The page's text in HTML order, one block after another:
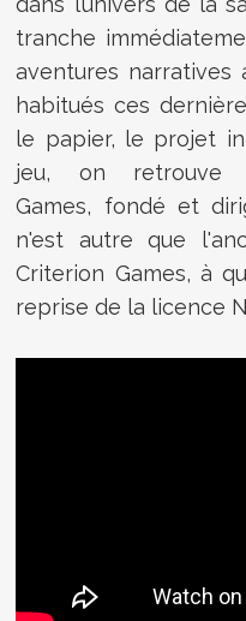
tranche
aventures narratives
habitués ces
le papier, le projet
jeu, on retrouve
Games, fondé et
n'est autre que
Criterion Games, à
reprise de la licence